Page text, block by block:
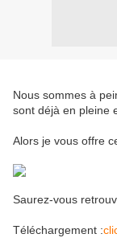
Nous sommes à
sont déjà en pleine
Alors je vous offre
Saurez-vous
Téléchargement :